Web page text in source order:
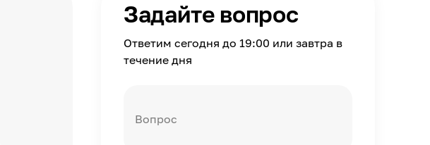
Задайте вопрос
Ответим сегодня до 19:00 или завтра в
течение дня
Вопрос